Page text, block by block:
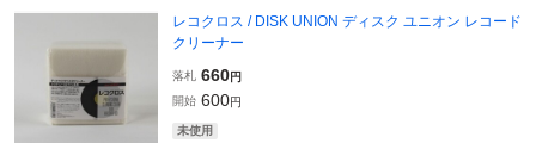
レコクロス / DISK UNION ディスク ユニオン レコード
クリーナー
落札 660円
開始 600円
未使用